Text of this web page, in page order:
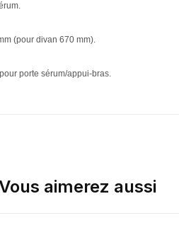
(pour divan 670 mm).
porte sérum/appui-bras.
aimerez aussi